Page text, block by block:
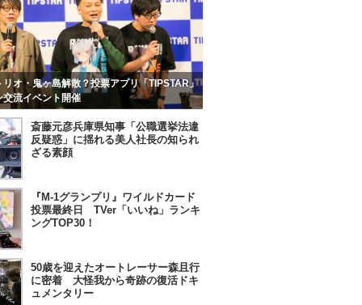
リオ・鬼ヶ島解散？投票アプリ「TIPSTAR」
交流イベント開催
斎藤元彦兵庫県知事「公職選挙法違
反疑惑」に揺れる美人社長の知られ
ざる素顔
『M-1グランプリ』ワイルドカード
投票最終日 TVer「いいね」ランキ
ングTOP30！
50歳を迎えたオートレーサー森且行
に密着 大怪我から奇跡の復活ドキ
ュメンタリー